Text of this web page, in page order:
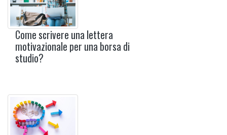
Come scrivere una lettera
motivazionale per una borsa di
studio?